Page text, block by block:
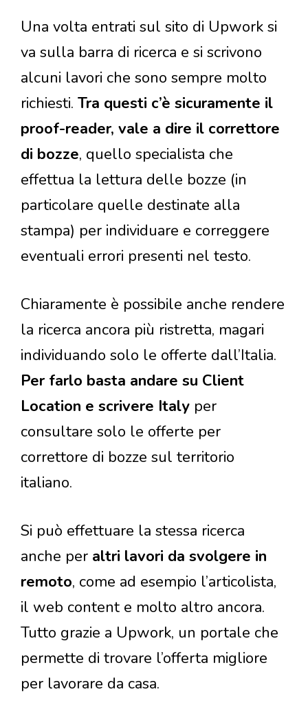
Una volta entrati sul sito di Upwork si
va sulla barra di ricerca e si scrivono
alcuni lavori che sono sempre molto
richiesti. Tra questi c’è sicuramente il
proof-reader, vale a dire il correttore
di bozze, quello specialista che
effettua la lettura delle bozze (in
particolare quelle destinate alla
stampa) per individuare e correggere
eventuali errori presenti nel testo.
Chiaramente è possibile anche rendere
la ricerca ancora più ristretta, magari
individuando solo le offerte dall’Italia.
Per farlo basta andare su Client
Location e scrivere Italy per
consultare solo le offerte per
correttore di bozze sul territorio
italiano.
Si può effettuare la stessa ricerca
anche per altri lavori da svolgere in
remoto, come ad esempio l’articolista,
il web content e molto altro ancora.
Tutto grazie a Upwork, un portale che
permette di trovare l’offerta migliore
per lavorare da casa.